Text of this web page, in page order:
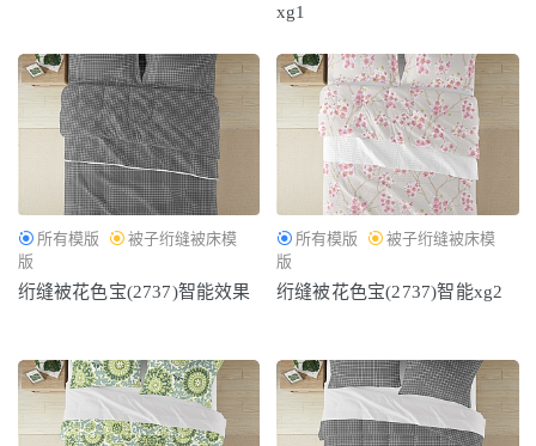
xg1
所有模版
被子绗缝被床模
版
绗缝被花色宝(2737)智能效果
所有模版
被子绗缝被床模
版
绗缝被花色宝(2737)智能xg2